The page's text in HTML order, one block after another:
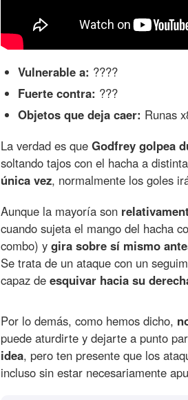
Vulnerable a: ????
Fuerte contra: ???
Objetos que deja caer: Runas
La verdad es que Godfrey golpea
soltando tajos con el hacha a
única vez, normalmente los goles
Aunque la mayoría son
cuando sujeta el mango del hacha
combo) y gira sobre sí mismo
Se trata de un ataque con un
capaz de esquivar hacia su
Por lo demás, como hemos dicho,
puede aturdirte y dejarte a punto
idea, pero ten presente que los
incluso sin estar necesariamente